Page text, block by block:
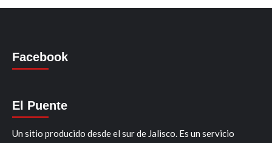
Facebook
El Puente
Un sitio producido desde el sur de Jalisco. Es un servicio